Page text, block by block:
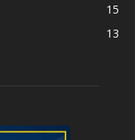
15
13